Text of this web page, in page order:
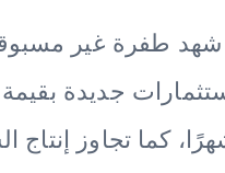
شهد طفرة غير
خلال أقل من 14 شهرًا،